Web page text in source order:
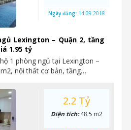
Lexington – Quận 2, tầng
1.95 tỷ
1 phòng ngủ tại Lexington –
nội thất cơ bản, tầng…
Ngày đăng: 14-09-2018
2.2 Tỷ
Diện tích:48.5 m2